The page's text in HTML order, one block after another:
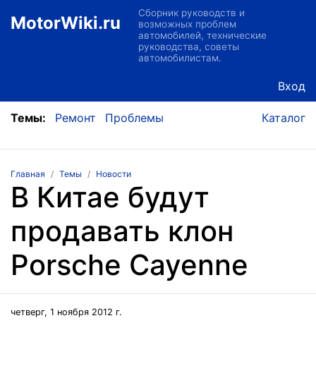
MotorWiki.ru
Сборник руководств и
возможных проблем
автомобилей, технические
руководства, советы
автомобилистам.
Вход
Темы: Ремонт Проблемы Каталог
Главная Темы Новости
В Китае будут
продавать клон
Porsche Cayenne
четверг, 1 ноября 2012 г.